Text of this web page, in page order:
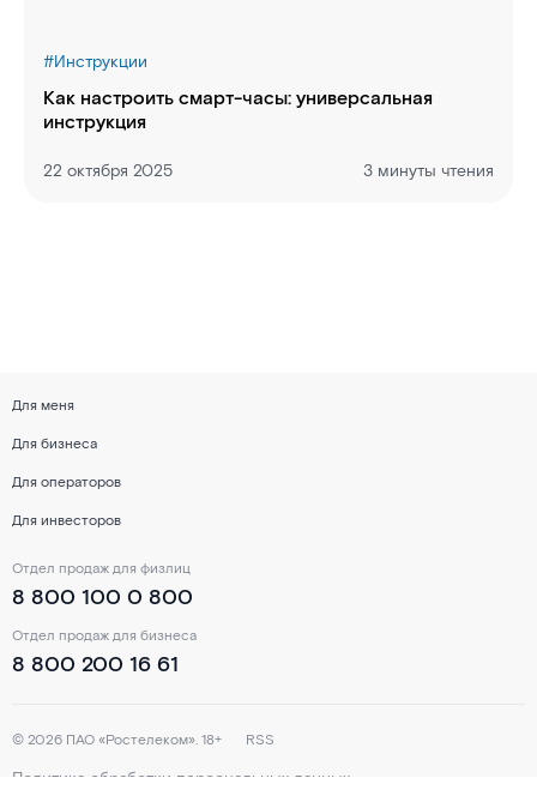
#Инструкции
Как настроить смарт-часы: универсальная
инструкция
22 октября 2025 3 минуты чтения
Для меня
Для бизнеса
Для операторов
Для инвесторов
Отдел продаж для бизнеса
8 800 200 16 61
Отдел продаж для физлиц
8 800 100 0 800
© 2026 ПАО «Ростелеком». 18+ RSS
Политика обработки персональных данных